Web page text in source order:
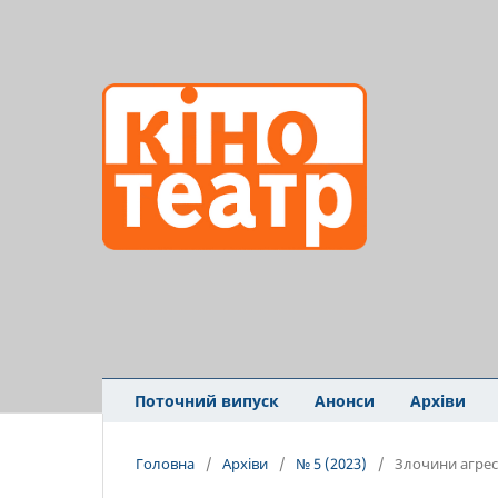
Поточний випуск Анонси Архіви
Головна / Архіви / № 5 (2023) / Злочини